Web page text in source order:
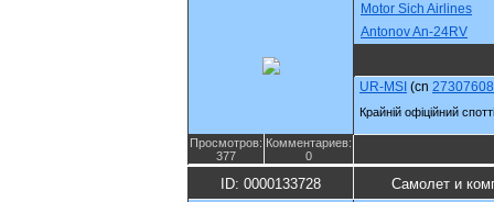
Motor Sich Airlines
Antonov An-24RV
UR-MSI (cn 27307608
Крайній офіційний
Просмотров:
377
Комментариев:
0
ID: 0000133728 Самолет и